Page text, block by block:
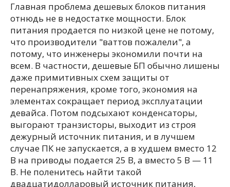
Главная проблема дешевых блоков питания
отнюдь не в недостатке мощности. Блок
питания продается по низкой цене не потому,
что производители "ваттов пожалели", а
потому, что инженеры экономили почти на
всем. В частности, дешевые БП обычно лишены
даже примитивных схем защиты от
перенапряжения, кроме того, экономия на
элементах сокращает период эксплуатации
девайса. Потом подсыхают конденсаторы,
выгорают транзисторы, выходит из строя
дежурный источник питания, и в лучшем
случае ПК не запускается, а в худшем вместо 12
В на приводы подается 25 В, а вместо 5 В — 11
В. Не поленитесь найти такой
двадцатидолларовый источник питания,